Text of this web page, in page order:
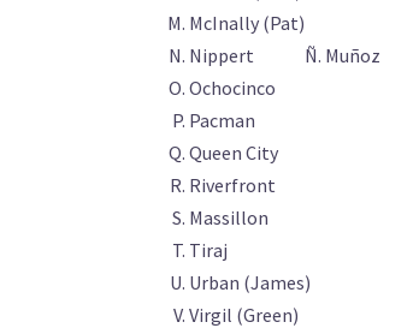
McInally (Pat)
Nippert Ñ. Muñoz
Ochocinco
Pacman
Queen City
Riverfront
Massillon
Tiraj
Urban (James)
Virgil (Green)